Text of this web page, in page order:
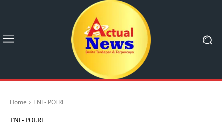
Home TNI - POLRI
TNI - POLRI